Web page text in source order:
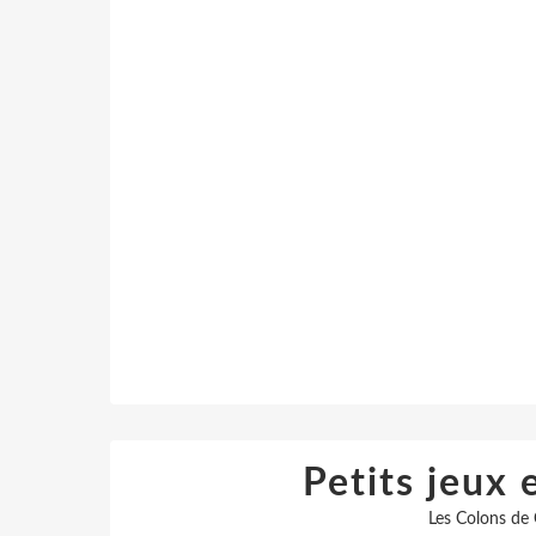
Petits jeux
Les Colons de